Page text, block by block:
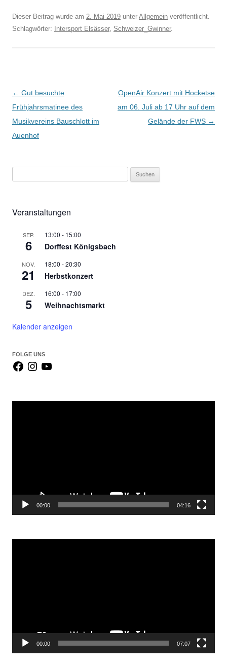
Dieser Beitrag wurde am 2. Mai 2019 unter Allgemein veröffentlicht.
Schlagwörter:
Intersport Elsässer, Schweizer_Gwinner.
Beitragsnavigation
← Gut besuchte
Frühjahrsmatinee des
Musikvereins Bauschlott im
Auenhof
OpenAir Konzert mit Hocketse
am 06. Juli ab 17 Uhr auf dem
Gelände der FWS →
hVeranstaltungen
SEP.
6
13:00 - 15:00
Dorffest Königsbach
NOV.
21
18:00 -20:30
Herbstkonzert
DEZ.
5
16:00 - 17:00
Weihnachtsmarkt
Kalender anzeigen
FOLGE UNS
00:00 04:16
00:00 07:07